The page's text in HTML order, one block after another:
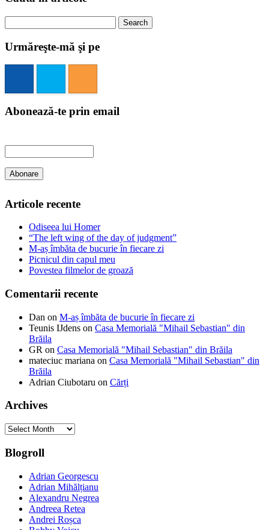
for:
Urmăreşte-mă şi pe
Abonează-te prin email
Articole recente
Odiseea lui Homer
“The left wing of the day of judgment”
M-aș îmbăta de bucurie în fiecare zi
Picnicul din capul meu
Povestea filmelor de groază
Comentarii recente
Dan on M-aș îmbăta de bucurie în fiecare zi
Teunis IJdens on Casa Memorială "Mihail Sebastian" din
Brăila
GR on Casa Memorială "Mihail Sebastian" din Brăila
mateciuc mariana on Casa Memorială "Mihail Sebastian" din
Brăila
Adrian Ciubotaru on Cărți
Archives
Archives
Blogroll
Adrian Georgescu
Adrian Mihălțianu
Alexandru Negrea
Andreea Retea
Andrei Roșca